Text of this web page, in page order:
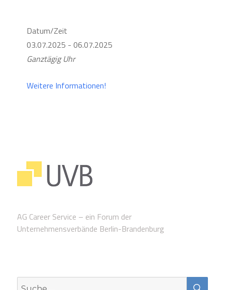
Datum/Zeit
03.07.2025 - 06.07.2025
Ganztägig Uhr
Weitere Informationen!
AG Career Service – ein Forum der
Unternehmensverbände Berlin-Brandenburg
Suche